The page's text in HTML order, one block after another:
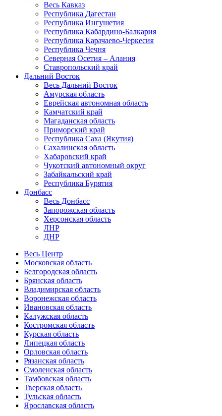
Весь Кавказ
Республика Дагестан
Республика Ингушетия
Республика Кабардино-Балкария
Республика Карачаево-Черкесия
Республика Чечня
Северная Осетия – Алания
Ставропольский край
Дальний Восток
Весь Дальний Восток
Амурская область
Еврейская автономная область
Камчатский край
Магаданская область
Приморский край
Республика Саха (Якутия)
Сахалинская область
Хабаровский край
Чукотский автономный округ
Забайкальский край
Республика Бурятия
Донбасс
Весь Донбасс
Запорожская область
Херсонская область
ЛНР
ДНР
Весь Центр
Московская область
Белгородская область
Брянская область
Владимирская область
Воронежская область
Ивановская область
Калужская область
Костромская область
Курская область
Липецкая область
Орловская область
Рязанская область
Смоленская область
Тамбовская область
Тверская область
Тульская область
Ярославская область